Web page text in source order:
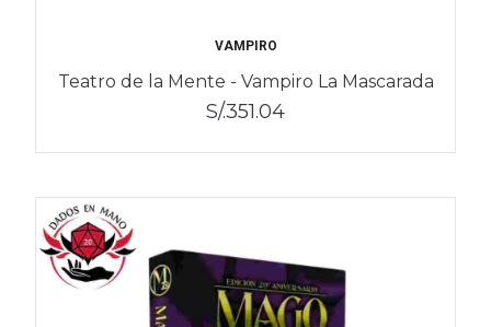
VAMPIRO
Teatro de la Mente - Vampiro La Mascarada
S/.351.04